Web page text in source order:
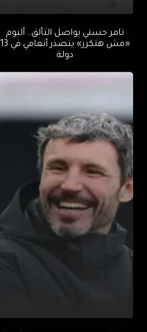
تامر حسني يواصل التألق.. ألبوم
«مش هتكرر» يتصدر أنغامي في 13
دولة